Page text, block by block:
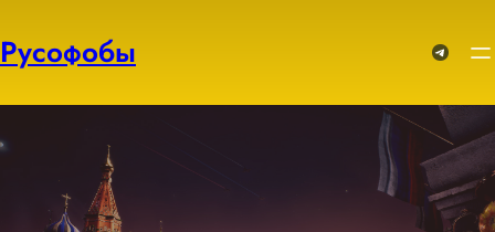
к
содержимому
Русофобы Telegram